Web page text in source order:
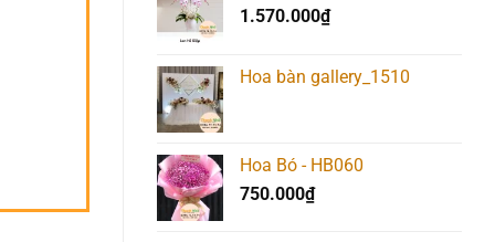
1.570.000₫
Hoa bàn gallery_1510
Hoa Bó - HB060
750.000₫